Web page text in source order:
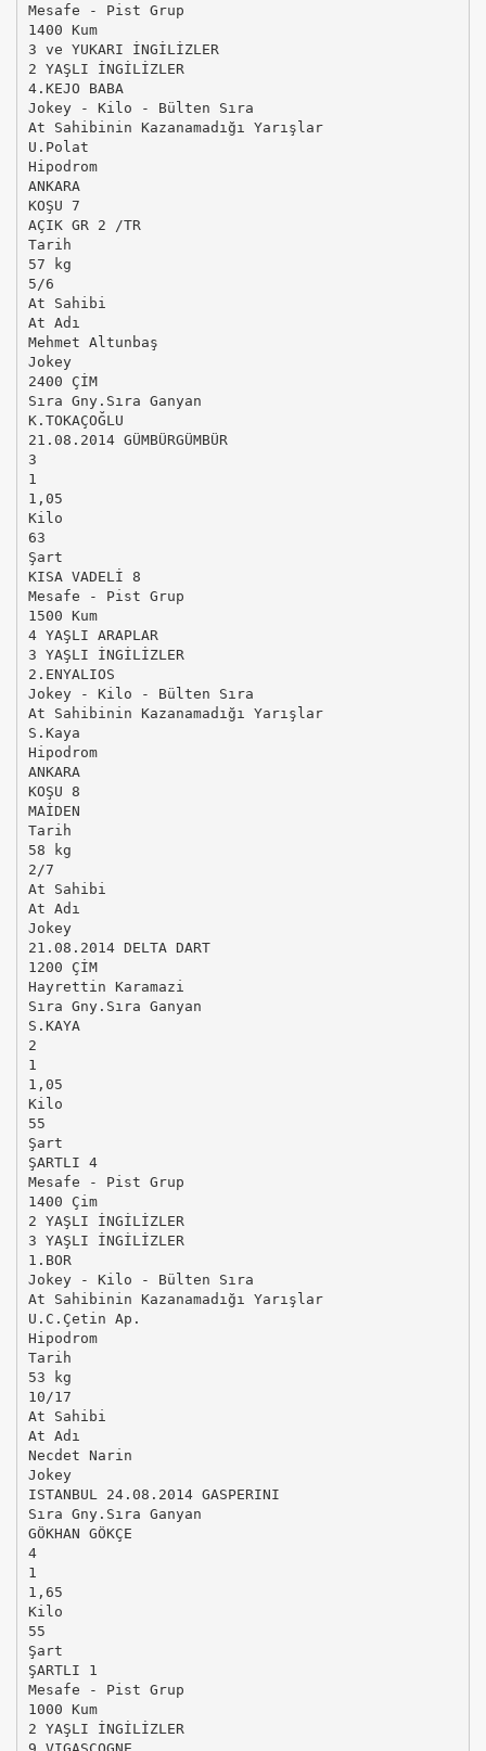
Mesafe - Pist Grup
1400 Kum
3 ve YUKARI İNGİLİZLER
2 YAŞLI İNGİLİZLER
4.KEJO BABA
Jokey - Kilo - Bülten Sıra
At Sahibinin Kazanamadığı Yarışlar
U.Polat
Hipodrom
ANKARA
KOŞU 7
AÇIK GR 2 /TR
Tarih
57 kg
5/6
At Sahibi
At Adı
Mehmet Altunbaş
Jokey
2400 ÇİM
Sıra Gny.Sıra Ganyan
K.TOKAÇOĞLU
21.08.2014 GÜMBÜRGÜMBÜR
3
1
1,05
Kilo
63
Şart
KISA VADELİ 8
Mesafe - Pist Grup
1500 Kum
4 YAŞLI ARAPLAR
3 YAŞLI İNGİLİZLER
2.ENYALIOS
Jokey - Kilo - Bülten Sıra
At Sahibinin Kazanamadığı Yarışlar
S.Kaya
Hipodrom
ANKARA
KOŞU 8
MAİDEN
Tarih
58 kg
2/7
At Sahibi
At Adı
Jokey
21.08.2014 DELTA DART
1200 ÇİM
Hayrettin Karamazi
Sıra Gny.Sıra Ganyan
S.KAYA
2
1
1,05
Kilo
55
Şart
ŞARTLI 4
Mesafe - Pist Grup
1400 Çim
2 YAŞLI İNGİLİZLER
3 YAŞLI İNGİLİZLER
1.BOR
Jokey - Kilo - Bülten Sıra
At Sahibinin Kazanamadığı Yarışlar
U.C.Çetin Ap.
Hipodrom
Tarih
53 kg
10/17
At Sahibi
At Adı
Necdet Narin
Jokey
ISTANBUL 24.08.2014 GASPERINI
Sıra Gny.Sıra Ganyan
GÖKHAN GÖKÇE
4
1
1,65
Kilo
55
Şart
ŞARTLI 1
Mesafe - Pist Grup
1000 Kum
2 YAŞLI İNGİLİZLER
9.VIGASCOGNE